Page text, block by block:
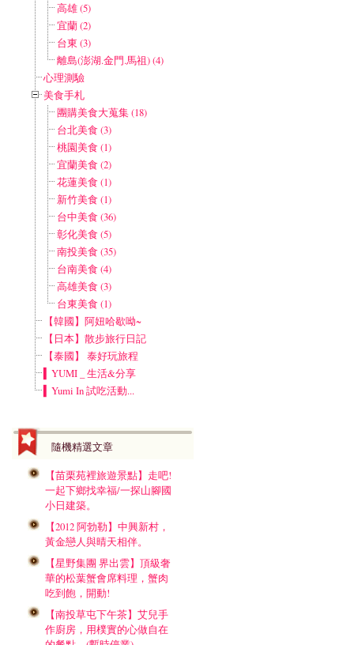
高雄 (5)
宜蘭 (2)
台東 (3)
離島(澎湖.金門.馬祖) (4)
心理測驗
美食手札
團購美食大蒐集 (18)
台北美食 (3)
桃園美食 (1)
宜蘭美食 (2)
花蓮美食 (1)
新竹美食 (1)
台中美食 (36)
彰化美食 (5)
南投美食 (35)
台南美食 (4)
高雄美食 (3)
台東美食 (1)
【韓國】阿妞哈歇呦~
【日本】散步旅行日記
【泰國】 泰好玩旅程
▍YUMI _ 生活&分享
▍Yumi In 試吃活動...
隨機精選文章
【苗栗苑裡旅遊景點】走吧!
一起下鄉找幸福/一探山腳國
小日建築。
【2012 阿勃勒】中興新村，
黃金戀人與晴天相伴。
【星野集團 界出雲】頂級奢
華的松葉蟹會席料理，蟹肉
吃到飽，開動!
【南投草屯下午茶】艾兒手
作廚房，用樸實的心做自在